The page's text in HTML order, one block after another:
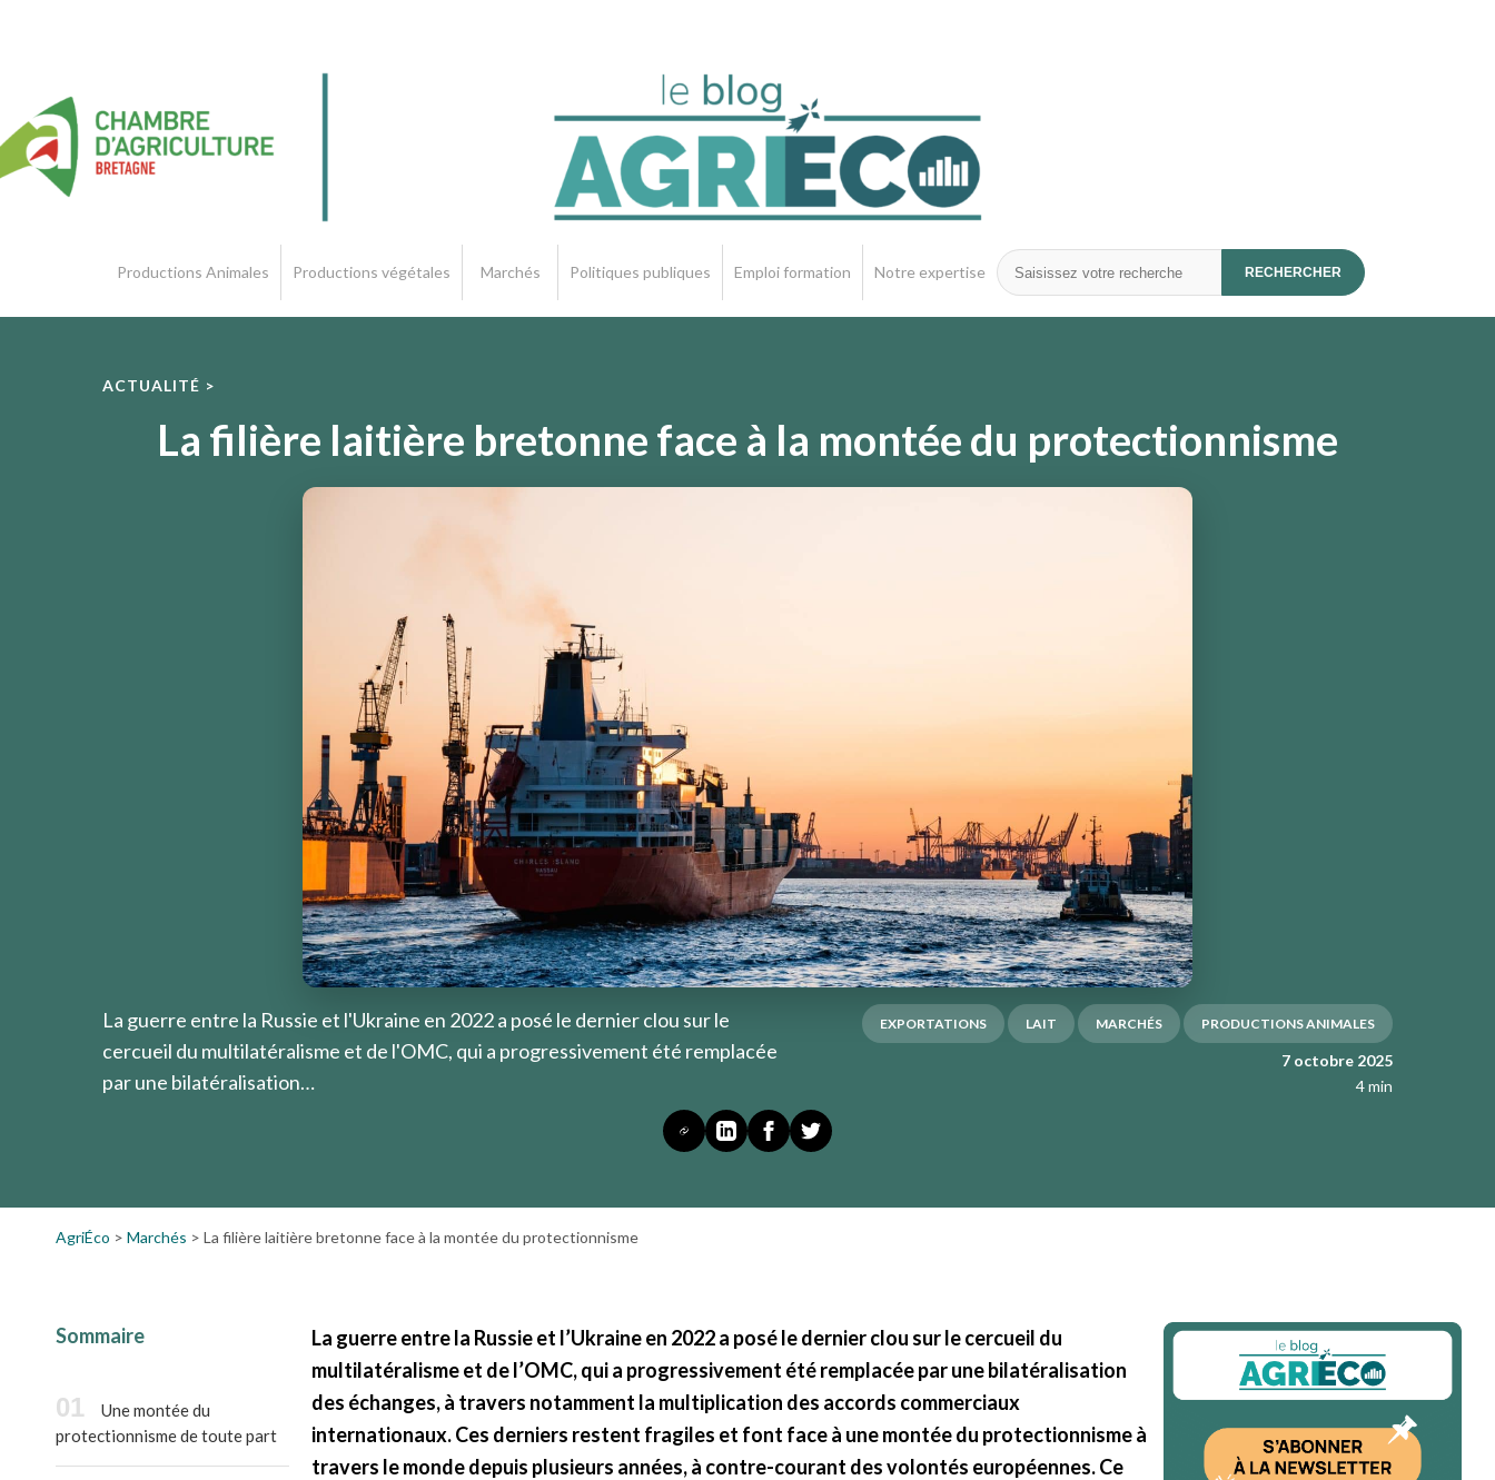
Productions Animales Productions végétales Marchés Politiques publiques Emploi formation Notre expertise
Rechercher
RECHERCHER
ACTUALITÉ >
La filière laitière bretonne face à la montée du protectionnisme
La guerre entre la Russie et l'Ukraine en 2022 a posé le dernier clou sur le
cercueil du multilatéralisme et de l'OMC, qui a progressivement été remplacée
par une bilatéralisation…
EXPORTATIONS LAIT MARCHÉS PRODUCTIONS ANIMALES
7 octobre 2025
4 min
AgriÉco > Marchés > La filière laitière bretonne face à la montée du protectionnisme
Sommaire
Une montée du
protectionnisme de toute part
La guerre entre la Russie et l’Ukraine en 2022 a posé le dernier clou sur le cercueil du
multilatéralisme et de l’OMC, qui a progressivement été remplacée par une bilatéralisation
des échanges, à travers notamment la multiplication des accords commerciaux
internationaux. Ces derniers restent fragiles et font face à une montée du protectionnisme à
travers le monde depuis plusieurs années, à contre-courant des volontés européennes. Ce